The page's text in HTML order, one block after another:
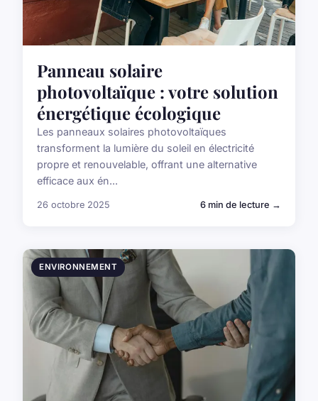
Panneau solaire
photovoltaïque : votre solution
énergétique écologique
Les panneaux solaires photovoltaïques
transforment la lumière du soleil en électricité
propre et renouvelable, offrant une alternative
efficace aux én...
26 octobre 2025 6 min de lecture →
ENVIRONNEMENT